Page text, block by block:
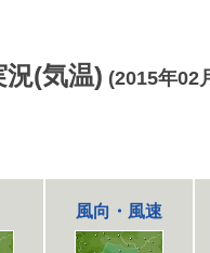
(気温) (2015年02
風向・風速